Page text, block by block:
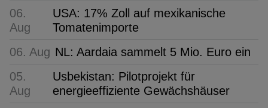
06.
Aug
USA: 17% Zoll auf mexikanische
Tomatenimporte
06. Aug NL: Aardaia sammelt 5 Mio. Euro ein
05.
Aug
Usbekistan: Pilotprojekt für
energieeffiziente Gewächshäuser